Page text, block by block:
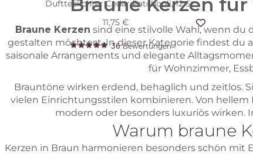
Duftteelichter Cedar Patchouli, 12 St.
11,75 €
36 Bewertungen
Braune Kerzen sind eine stilvolle Wahl, wenn
gestalten möchtest. In dieser Kategorie findest du
saisonale Arrangements und elegante
für Wohnzimmer,
Brauntöne wirken erdend, behaglich und zeitlos.
vielen Einrichtungsstilen kombinieren. Von hellem
modern oder besonders luxuriös
Warum braune
Kerzen in Braun harmonieren besonders schön mit